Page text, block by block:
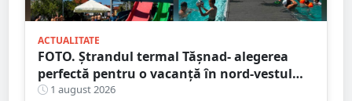
ACTUALITATE
FOTO. Ștrandul termal Tășnad- alegerea
perfectă pentru o vacanță în nord-vestul
României
1 august 2026